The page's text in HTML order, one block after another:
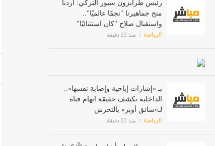
منح جماهيرنا "نجمًا عالميًا"..
واستقبال صلاح "كان استثنائيًا"
الرياضة
الداخلية تكشف حقيقة اتهام فتاة
لـ«سائق أوبر» بالتحرش
منذ 22 دقيقة
محمد صلاح: لم أشاهد استقبالًا كهذا